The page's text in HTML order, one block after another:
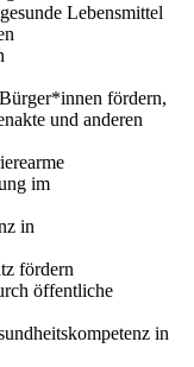
Lebensmittel
fördern,
und anderen
im
in
fördern
öffentliche
in